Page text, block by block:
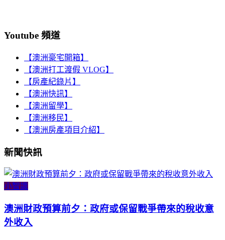
Youtube 頻道
【澳洲豪宅開箱】
【澳洲打工渡假 VLOG】
【房產紀錄片】
【澳洲快訊】
【澳洲留學】
【澳洲移民】
【澳洲房產項目介紹】
新聞快訊
小智識
澳洲財政預算前夕：政府或保留戰爭帶來的稅收意
外收入